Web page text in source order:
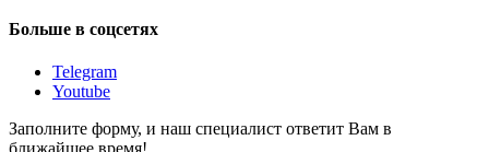
Больше в соцсетях
Telegram
Youtube
Заполните форму, и наш специалист ответит Вам в